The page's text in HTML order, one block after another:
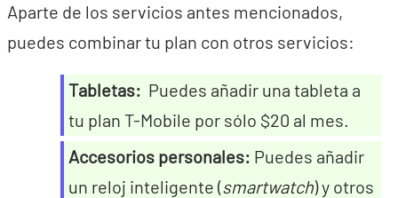
Aparte de los servicios antes mencionados,
puedes combinar tu plan con otros servicios:
Tabletas: Puedes añadir una tableta a
tu plan T-Mobile por sólo $20 al mes.
Accesorios personales: Puedes añadir
un reloj inteligente (smartwatch) y otros